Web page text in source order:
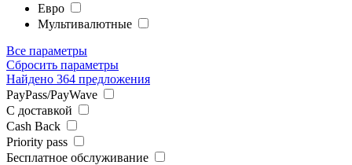
Евро
Мультивалютные
Все параметры
Сбросить параметры
Найдено 364 предложения
PayPass/PayWave
С доставкой
Cash Back
Priority pass
Бесплатное обслуживание